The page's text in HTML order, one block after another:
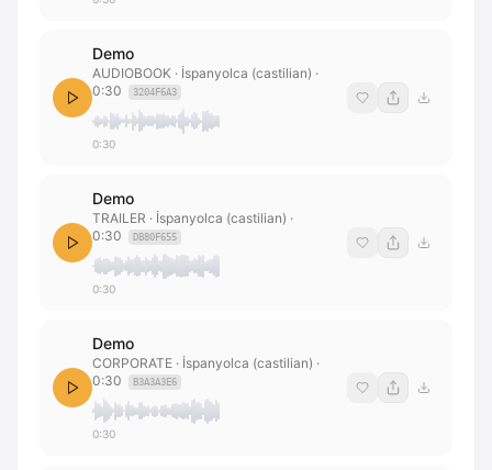
Demo
AUDIOBOOK · İspanyolca (castilian) ·
0:30
3204F6A3
0:30
Demo
TRAILER · İspanyolca (castilian) ·
0:30
DB80F655
0:30
Demo
CORPORATE · İspanyolca (castilian) ·
0:30
B3A3A3E6
0:30